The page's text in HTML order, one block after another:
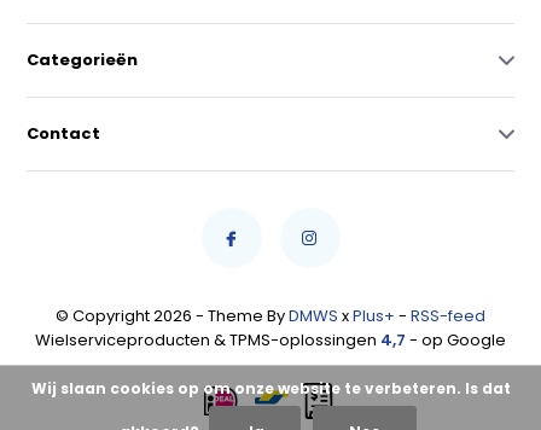
Categorieën
Contact
© Copyright 2026 - Theme ByDMWS xPlus+ - RSS-feed
Wielserviceproducten & TPMS-oplossingen 4,7 - op Google
Wij slaan cookies op om onze website te verbeteren. Is dat